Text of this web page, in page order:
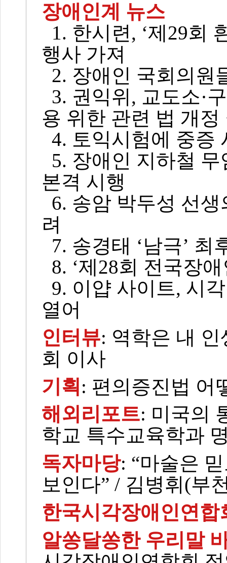
장애인계 뉴스
1. 한시련, ‘제29회
행사 가져
2. 장애인 국회의원
3. 권익위, 교도소·
용 위한 관련 법 개정
4. 토익시험에 중증
5. 장애인 지하철
본격 시행
6. 송암 박두성 선
려
7. 송경태 ‘남극’
8. ‘제28회 전국장
9. 이얍 사이트, 시
열어
인터뷰: 역학은 내
회 이사
기획: 편의증진법 어
해외리포트: 미국의
학교 특수교육학과
독자마당: “마술은
보인다” / 김병휘(부
한국시각장애인연합
알쏭달쏭한 우리말